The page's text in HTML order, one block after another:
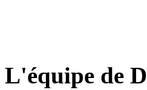
L'équipe de